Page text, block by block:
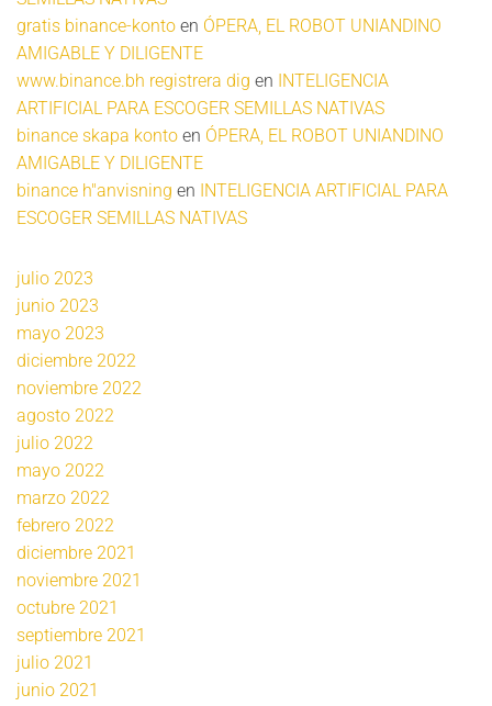
gratis binance-konto en ÓPERA, EL ROBOT UNIANDINO
AMIGABLE Y DILIGENTE
www.binance.bh registrera dig en INTELIGENCIA
ARTIFICIAL PARA ESCOGER SEMILLAS NATIVAS
binance skapa konto en ÓPERA, EL ROBOT UNIANDINO
AMIGABLE Y DILIGENTE
binance h"anvisning en INTELIGENCIA ARTIFICIAL PARA
ESCOGER SEMILLAS NATIVAS
julio 2023
junio 2023
mayo 2023
diciembre 2022
noviembre 2022
agosto 2022
julio 2022
mayo 2022
marzo 2022
febrero 2022
diciembre 2021
noviembre 2021
octubre 2021
septiembre 2021
julio 2021
junio 2021